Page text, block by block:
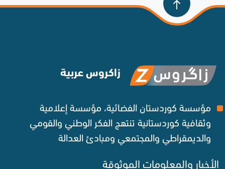
زاكروس عربية
مؤسسة كوردستان الفضائية، مؤسسة إعلامية
وثقافية كوردستانية تنتهج الفكر الوطني والقومي
والديمقراطي والمجتمعي ومبادئ العدالة ‌
الأخبار والمعلومات الموثوقة‌